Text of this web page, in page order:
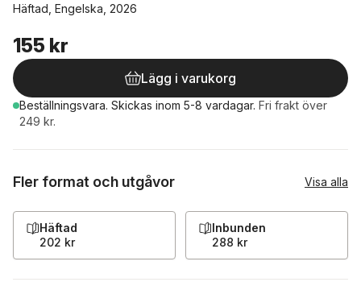
Häftad, Engelska, 2026
155 kr
Lägg i varukorg
Beställningsvara. Skickas inom 5-8 vardagar. Fri frakt över
249 kr.
Fler format och utgåvor Visa alla
Häftad
202 kr
Inbunden
288 kr